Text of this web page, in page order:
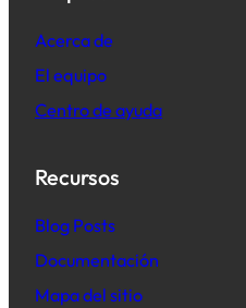
Acerca de
El equipo
Centro de ayuda
Recursos
Blog Posts
Documentación
Mapa del sitio